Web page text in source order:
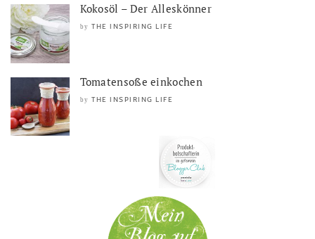
Kokosöl – Der Alleskönner
by THE INSPIRING LIFE
Tomatensoße einkochen
by THE INSPIRING LIFE